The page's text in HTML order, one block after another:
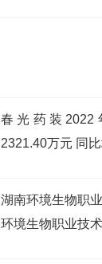
春光药装
2321.40万元 同
湖南环境生物职
环境生物职业技